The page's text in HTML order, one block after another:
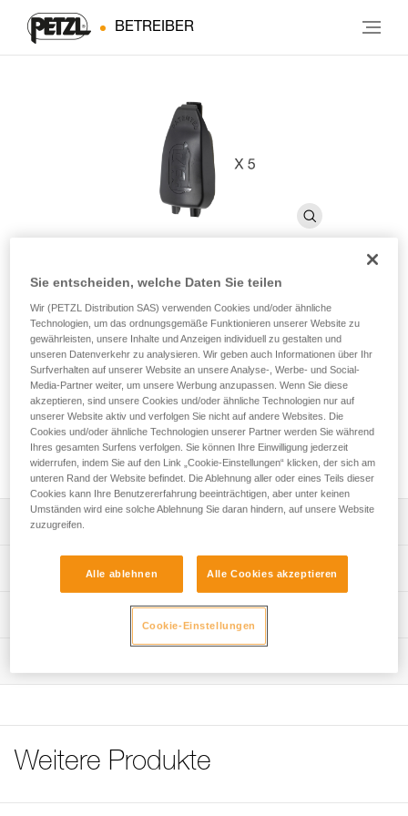
BETREIBER
Abdeckung TRAC und TRAC
PLUS
Ersatzabdeckung für die Seilrollen TRAC und TRAC PLUS
(5er-Pack)
Ersatzabdeckung für die Seilrollen TRAC und TRAC PLUS
zur Beibehaltung der richtigen Position des Karabiners.
Leistungsverzeichnis
Abdeckung zur Beibehaltung der richtigen Position des
Karabiners für die Seilrollen TRAC und TRAC PLUS.
Kompatibel mit den Seilrollen TRAC (P023XA00) und
TRAC PLUS (P024XA00 und P24 XXB), die zwischen
Dezember 2013 und Juni 2021 im Handel erhältlich
Im Fünferpack.
Technische Spezifikationen
Zugrundeliegende Spezifikationen
Referenz : P023JB00
Gebrauchsanleitung
screw TRAC-TRAC PLUS-TRAC GUIDE
Häufige Fragen
See all technical content
Weitere Produkte
Sie entscheiden, welche Daten Sie teilen
Wir (PETZL Distribution SAS) verwenden Cookies und/oder ähnliche
Technologien, um das ordnungsgemäße Funktionieren unserer Website zu
gewährleisten, unsere Inhalte und Anzeigen individuell zu gestalten und
unseren Datenverkehr zu analysieren. Wir geben auch Informationen über Ihr
Surfverhalten auf unserer Website an unsere Analyse-, Werbe- und Social-
Media-Partner weiter, um unsere Werbung anzupassen. Wenn Sie diese
akzeptieren, sind unsere Cookies und/oder ähnliche Technologien nur auf
unserer Website aktiv und verfolgen Sie nicht auf andere Websites. Die
Cookies und/oder ähnliche Technologien unserer Partner werden Sie während
Ihres gesamten Surfens verfolgen. Sie können Ihre Einwilligung jederzeit
widerrufen, indem Sie auf den Link „Cookie-Einstellungen“ klicken, der sich am
unteren Rand der Website befindet. Die Ablehnung aller oder eines Teils dieser
Cookies kann Ihre Benutzererfahrung beeinträchtigen, aber unter keinen
Umständen wird eine solche Ablehnung Sie daran hindern, auf unsere Website
zuzugreifen.
Alle ablehnen Alle Cookies akzeptieren
Cookie-Einstellungen